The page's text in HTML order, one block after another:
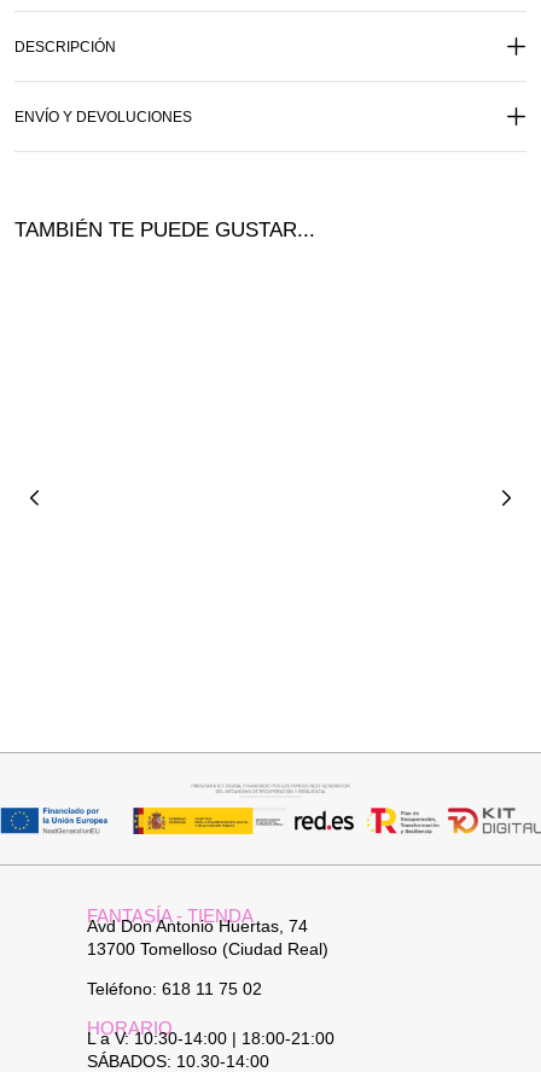
DESCRIPCIÓN
ENVÍO Y DEVOLUCIONES
TAMBIÉN TE PUEDE GUSTAR...
FANTASÍA - TIENDA
Avd Don Antonio Huertas, 74
13700 Tomelloso (Ciudad Real)
Teléfono: 618 11 75 02
HORARIO
L a V: 10:30-14:00 | 18:00-21:00
SÁBADOS: 10.30-14:00